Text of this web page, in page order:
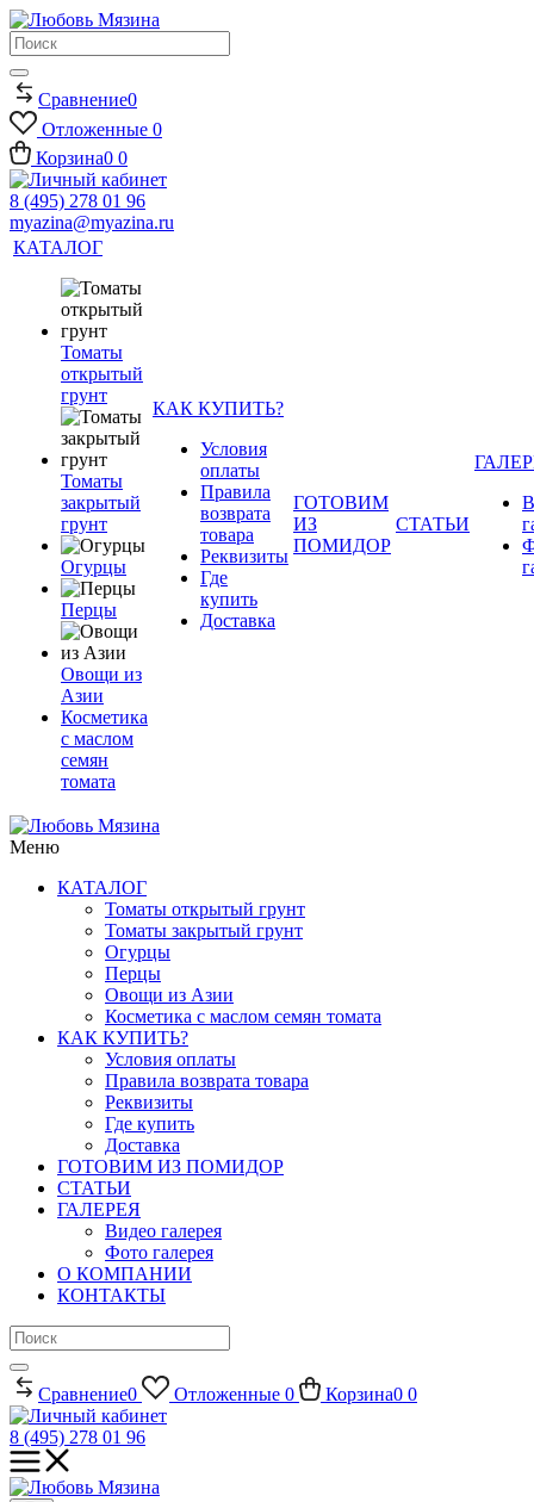
Сравнение0
Отложенные 0
Корзина0 0
8 (495) 278 01 96
myazina@myazina.ru
КАТАЛОГ
Томаты
открытый
грунт
Томаты
закрытый
грунт
Огурцы
Перцы
Овощи из
Азии
Косметика
с маслом
семян
томата
КАК КУПИТЬ?
Условия
оплаты
Правила
возврата
товара
Реквизиты
Где
купить
Доставка
ГОТОВИМ
ИЗ
ПОМИДОР
СТАТЬИ
Меню
КАТАЛОГ
Томаты открытый грунт
Томаты закрытый грунт
Огурцы
Перцы
Овощи из Азии
Косметика с маслом семян томата
КАК КУПИТЬ?
Условия оплаты
Правила возврата товара
Реквизиты
Где купить
Доставка
ГОТОВИМ ИЗ ПОМИДОР
СТАТЬИ
ГАЛЕРЕЯ
Видео галерея
Фото галерея
О КОМПАНИИ
КОНТАКТЫ
Сравнение0 Отложенные 0 Корзина0 0
8 (495) 278 01 96